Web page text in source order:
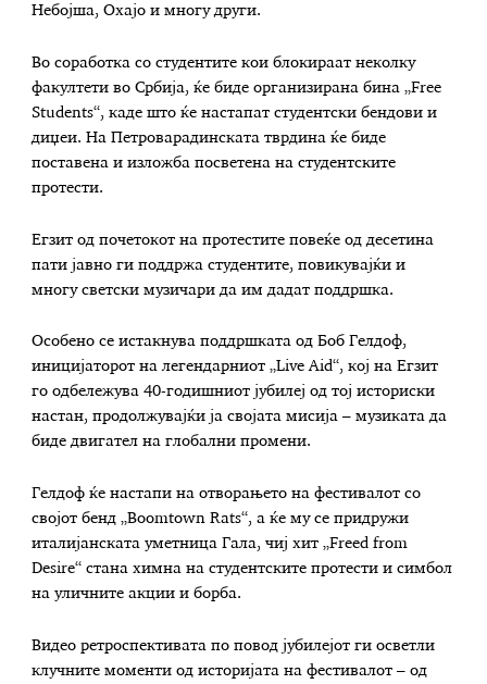
Небојша, Охајо и многу други.
Во соработка со студентите кои блокираат неколку
факултети во Србија, ќе биде организирана бина „Free
Students“, каде што ќе настапат студентски бендови и
диџеи. На Петроварадинската тврдина ќе биде
поставена и изложба посветена на студентските
протести.
Егзит од почетокот на протестите повеќе од десетина
пати јавно ги поддржа студентите, повикувајќи и
многу светски музичари да им дадат поддршка.
Особено се истакнува поддршката од Боб Гелдоф,
иницијаторот на легендарниот „Live Aid“, кој на Егзит
го одбележува 40-годишниот јубилеј од тој историски
настан, продолжувајќи ја својата мисија – музиката да
биде двигател на глобални промени.
Гелдоф ќе настапи на отворањето на фестивалот со
својот бенд „Boomtown Rats“, а ќе му се придружи
италијанската уметница Гала, чиј хит „Freed from
Desire“ стана химна на студентските протести и симбол
на уличните акции и борба.
Видео ретроспективата по повод јубилејот ги осветли
клучните моменти од историјата на фестивалот – од